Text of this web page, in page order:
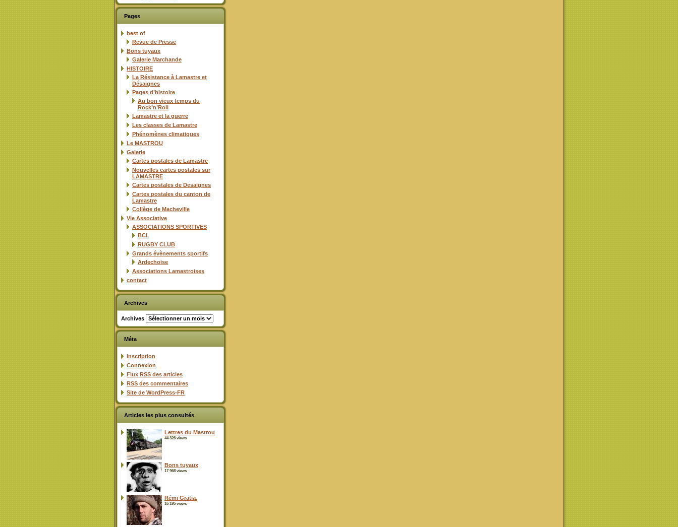
Pages
best of
Revue de Presse
Bons tuyaux
Galerie Marchande
HISTOIRE
La Résistance à Lamastre et
Désaignes
Pages d’histoire
Au bon vieux temps du
Rock’n’Roll
Lamastre et la guerre
Les classes de Lamastre
Phénomènes climatiques
Le MASTROU
Galerie
Cartes postales de Lamastre
Nouvelles cartes postales sur
LAMASTRE
Cartes postales de Desaignes
Cartes postales du canton de
Lamastre
Collège de Macheville
Vie Associative
ASSOCIATIONS SPORTIVES
BCL
RUGBY CLUB
Grands évènements sportifs
Ardechoise
Associations Lamastroises
contact
Archives
Archives
Méta
Inscription
Connexion
Flux RSS des articles
RSS des commentaires
Site de WordPress-FR
Articles les plus consultés
Lettres du Mastrou
44 326 views
Bons tuyaux
17 968 views
Rémi Gratia.
16 195 views